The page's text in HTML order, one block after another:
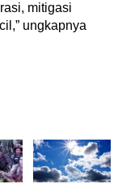
mitigasi
ungkapnya